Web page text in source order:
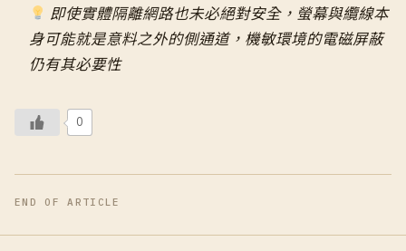
即使實體隔離網路也未必絕對安全，螢幕與纜線本
身可能就是意料之外的側通道，機敏環境的電磁屏蔽
仍有其必要性
0
END OF ARTICLE